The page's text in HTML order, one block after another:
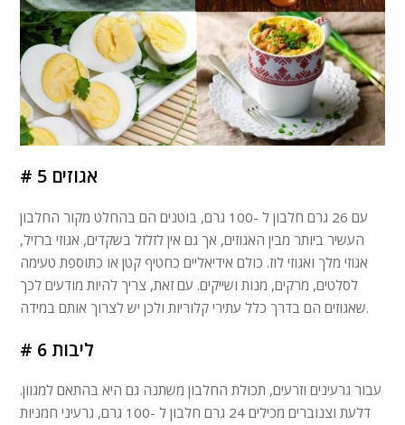
# 5 אגוזים
עם 26 גרם חלבון ל -100 גרם, בוטנים הם בהחלט מקור החלבון
העשיר ביותר מבין האגוזים, אך גם אין לזלזל בשקדים, אגוזי ברזיל,
אגוזי מלך ואגוזי לוז. כולם אידיאליים כחטיף קטן או כתוספת טעימה
לסלטים, מרקים, מנות ושייקים. עם זאת, צריך להיות מודעים לכך
שאגוזים הם בדרך כלל עתירי קלוריות ולכן יש לצרוך אותם במידה.
# 6 ליבות
עבור גרעינים וזרעים, תכולת החלבון משתנה גם היא בהתאם למגוון.
דלעת וצנוברים מכילים 24 גרם חלבון ל -100 גרם, גרעיני חמניות